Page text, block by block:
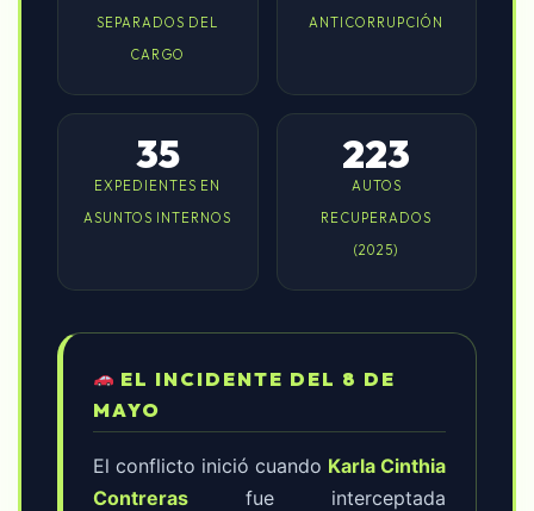
SEPARADOS DEL
CARGO
ANTICORRUPCIÓN
35
EXPEDIENTES EN
ASUNTOS INTERNOS
223
AUTOS
RECUPERADOS
(2025)
EL INCIDENTE DEL 8 DE
MAYO
El conflicto inició cuando Karla Cinthia
Contreras fue interceptada